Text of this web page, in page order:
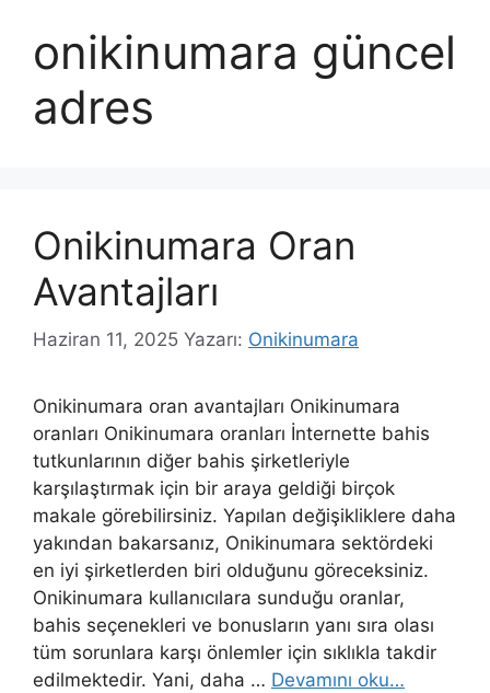
onikinumara güncel
adres
Onikinumara Oran
Avantajları
Haziran 11, 2025 Yazarı: Onikinumara
Onikinumara oran avantajları Onikinumara
oranları Onikinumara oranları İnternette bahis
tutkunlarının diğer bahis şirketleriyle
karşılaştırmak için bir araya geldiği birçok
makale görebilirsiniz. Yapılan değişikliklere daha
yakından bakarsanız, Onikinumara sektördeki
en iyi şirketlerden biri olduğunu göreceksiniz.
Onikinumara kullanıcılara sunduğu oranlar,
bahis seçenekleri ve bonusların yanı sıra olası
tüm sorunlara karşı önlemler için sıklıkla takdir
edilmektedir. Yani, daha … Devamını oku…